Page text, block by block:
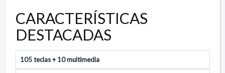
CARACTERÍSTICAS
DESTACADAS
105 teclas + 10 multimedia